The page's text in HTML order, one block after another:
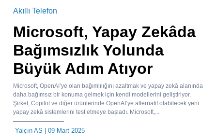
Akıllı Telefon
Microsoft, Yapay Zekâda
Bağımsızlık Yolunda
Büyük Adım Atıyor
Microsoft, OpenAI’ye olan bağımlılığını azaltmak ve yapay zekâ alanında
daha bağımsız bir konuma gelmek için kendi modellerini geliştiriyor.
Şirket, Copilot ve diğer ürünlerinde OpenAI’ye alternatif olabilecek yeni
yapay zekâ sistemlerini test etmeye başladı. Microsoft,...
Yalçın AS | 09 Mart 2025